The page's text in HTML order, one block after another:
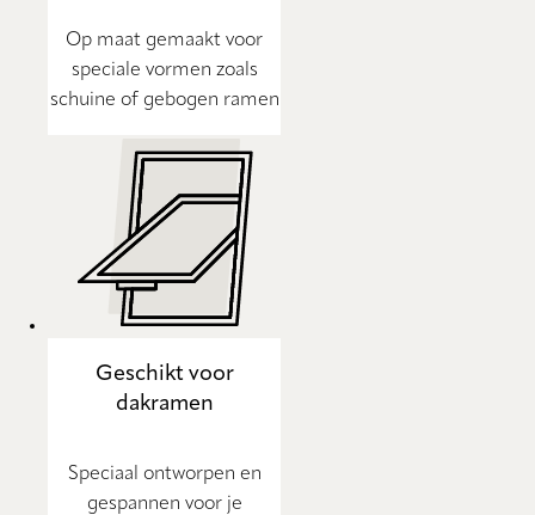
Op maat gemaakt voor
speciale vormen zoals
schuine of gebogen ramen
Geschikt voor
dakramen
Speciaal ontworpen en
gespannen voor je